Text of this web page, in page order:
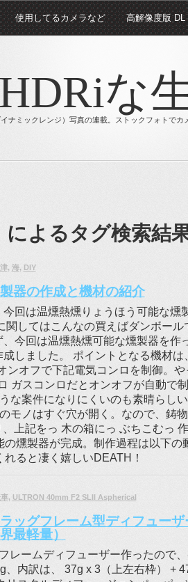
使用してるカメラなど 高解像度版 DL
HDRiな
イナミックレンジ）写真の連載。ストックフォトでカ
によるタグ検索結
, 海, DIY
器の作成と機材の紹介
回は温燻熱燻りょうほう可能な燻
関してはこんなの買えばダンボール
今回は温燻熱燻可能な燻製器を作
しました。 ポイントとなる機材は
ンオフで下記電気コンロを制御。や
ガスコンロだとオンオフが自動で
な案件になりにくいのも素晴らし
モノはすぐ穴が開く。なので、鋳
上記をっ 木の箱にっ ぶちこむっ
燻製器が完成。制作過程は以下の
ると凄く嬉しいDEATH！
, ULTRON 40mm F2 SLII Aspherical
ッグフレーム型ディフューザ
最軽量）
レームディフューザー作ったので
内訳は、 37g x 3（上左右枠） +